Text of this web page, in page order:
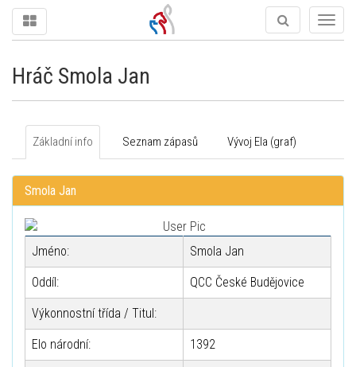
Hráč Smola Jan
Základní info Seznam zápasů Vývoj Ela (graf)
Smola Jan
Jméno: Smola Jan
Oddíl: QCC České Budějovice
Výkonnostní třída / Titul:
Elo národní: 1392